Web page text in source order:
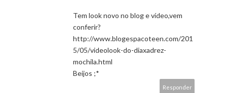
Tem look novo no blog e vídeo,vem
conferir?
http://www.blogespacoteen.com/201
5/05/videolook-do-diaxadrez-
mochila.html
Beijos ;*
Responder